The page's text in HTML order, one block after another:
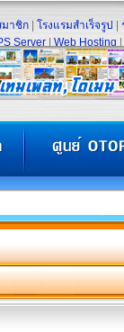
มาชิก โรงแรมสำเร็จรูป
Server Web Hosting